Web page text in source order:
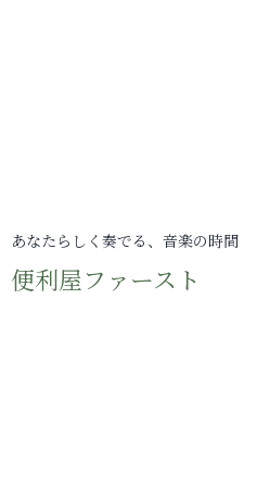
あなたらしく奏でる、音楽の時間
便利屋ファースト